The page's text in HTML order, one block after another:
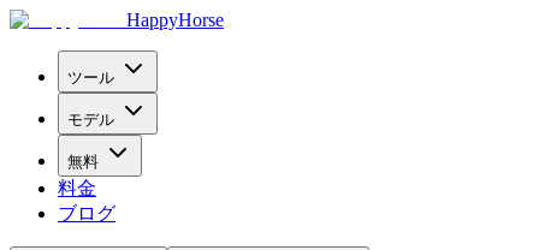
HappyHorse
ツール
モデル
無料
料金
ブログ